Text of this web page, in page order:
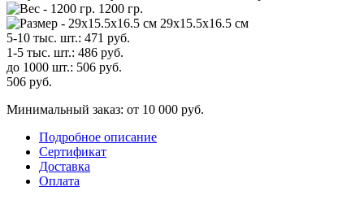
1200 гр.
29х15.5х16.5 см
5-10 тыс. шт.: 471 руб.
1-5 тыс. шт.: 486 руб.
до 1000 шт.: 506 руб.
506 руб.
Минимальный заказ: от 10 000 руб.
Подробное описание
Сертификат
Доставка
Оплата